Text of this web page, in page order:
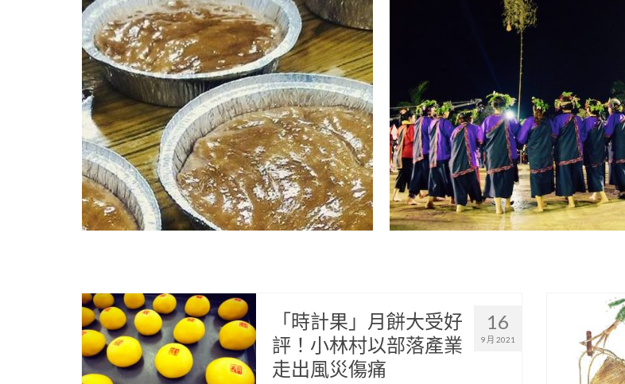
16
9 月 2021
「時計果」月餅大受好
評！小林村以部落產業
走出風災傷痛